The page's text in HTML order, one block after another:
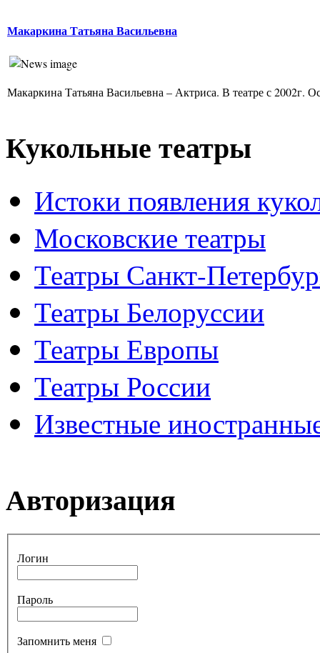
Макаркина Татьяна Васильевна
Макаркина Татьяна Васильевна – Актриса. В театре с 2002г.
Кукольные театры
Истоки появления
Московские театры
Театры Санкт-
Театры Белоруссии
Театры Европы
Театры России
Известные
Авторизация
Логин
Пароль
Запомнить меня